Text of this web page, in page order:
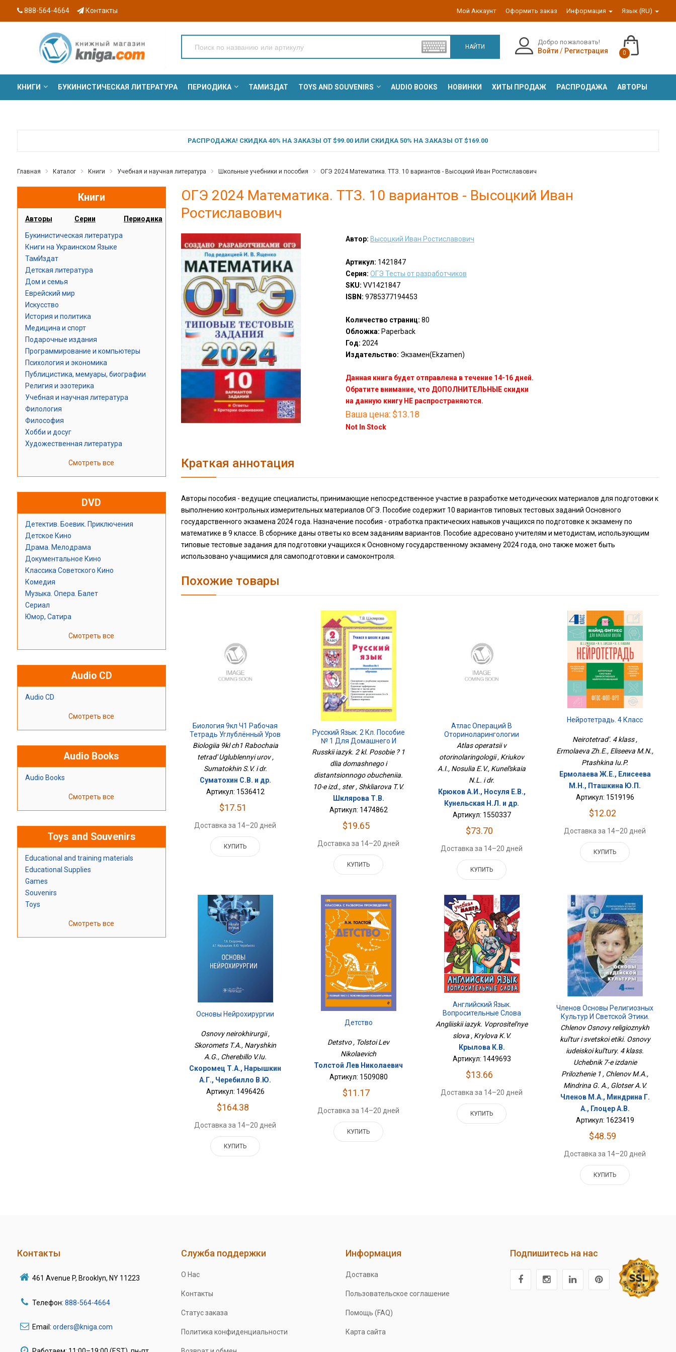
888-564-4664 Контакты Мой Аккаунт Оформить заказ Информация Язык (RU)
НАЙТИ
Добро пожаловать!
Войти / Регистрация 0
КНИГИ БУКИНИСТИЧЕСКАЯ ЛИТЕРАТУРА ПЕРИОДИКА ТАМИЗДАТ TOYS AND SOUVENIRS AUDIO BOOKS НОВИНКИ ХИТЫ ПРОДАЖ РАСПРОДАЖА АВТОРЫ
РАСПРОДАЖА! СКИДКА 40% НА ЗАКАЗЫ ОТ $99.00 ИЛИ СКИДКА 50% НА ЗАКАЗЫ ОТ $169.00
Главная Каталог Книги Учебная и научная литература Школьные учебники и пособия ОГЭ 2024 Математика. ТТЗ. 10 вариантов - Высоцкий Иван Ростиславович
Книги
Авторы Серии Периодика
Букинистическая литература
Книги на Украинском Языке
ТамИздат
Детская литература
Дом и семья
Еврейский мир
Искусство
История и политика
Медицина и спорт
Подарочные издания
Программирование и компьютеры
Психология и экономика
Публицистика, мемуары, биографии
Религия и эзотерика
Учебная и научная литература
Филология
Философия
Хобби и досуг
Художественная литература
Смотреть все
DVD
Детектив. Боевик. Приключения
Детское Кино
Драма. Мелодрама
Документальное Кино
Классика Советского Кино
Комедия
Музыка. Опера. Балет
Сериал
Юмор, Сатира
Смотреть все
Audio CD
Audio CD
Смотреть все
Audio Books
Audio Books
Смотреть все
Toys and Souvenirs
Educational and training materials
Educational Supplies
Games
Souvenirs
Toys
Смотреть все
ОГЭ 2024 Математика. ТТЗ. 10 вариантов - Высоцкий Иван
Ростиславович
Автор: Высоцкий Иван Ростиславович
Артикул: 1421847
Серия: ОГЭ Тесты от разработчиков
SKU: VV1421847
ISBN: 9785377194453
Количество страниц: 80
Обложка: Paperback
Год: 2024
Издательство: Экзамен(Ekzamen)
Данная книга будет отправлена в течение 14-16 дней.
Обратите внимание, что ДОПОЛНИТЕЛЬНЫЕ скидки
на данную книгу НЕ распространяются.
Ваша цена: $13.18
Not In Stock
Краткая аннотация
Авторы пособия - ведущие специалисты, принимающие непосредственное участие в разработке методических материалов для подготовки к
выполнению контрольных измерительных материалов ОГЭ. Пособие содержит 10 вариантов типовых тестовых заданий Основного
государственного экзамена 2024 года. Назначение пособия - отработка практических навыков учащихся по подготовке к экзамену по
математике в 9 классе. В сборнике даны ответы ко всем заданиям вариантов. Пособие адресовано учителям и методистам, использующим
типовые тестовые задания для подготовки учащихся к Основному государственному экзамену 2024 года, оно также может быть
использовано учащимися для самоподготовки и самоконтроля.
Похожие товары
Биология 9кл Ч1 Рабочая
Тетрадь Углублённый Уров
Biologiia 9kl ch1 Rabochaia
tetrad' Uglublennyi urov ,
Sumatokhin S.V. i dr.
Суматохин С.В. и др.
Артикул: 1536412
$17.51
Доставка за 14–20 дней
КУПИТЬ
Русский Язык. 2 Кл. Пособие
№ 1 Для Домашнего И
Дистанционного Обучения.
10-Е Изд., Стер
Russkii iazyk. 2 kl. Posobie ? 1
dlia domashnego i
distantsionnogo obucheniia.
10-e izd., ster , Shkliarova T.V.
Шклярова Т.В.
Артикул: 1474862
$19.65
Доставка за 14–20 дней
КУПИТЬ
Атлас Операций В
Оториноларингологии
Atlas operatsii v
otorinolaringologii , Kriukov
A.I., Nosulia E.V., Kunel'skaia
N.L. i dr.
Крюков А.И., Носуля Е.В.,
Кунельская Н.Л. и др.
Артикул: 1550337
$73.70
Доставка за 14–20 дней
КУПИТЬ
Нейротетрадь. 4 Класс
Neirotetrad'. 4 klass ,
Ermolaeva Zh.E., Eliseeva M.N.,
Ptashkina Iu.P.
Ермолаева Ж.Е., Елисеева
М.Н., Пташкина Ю.П.
Артикул: 1519196
$12.02
Доставка за 14–20 дней
КУПИТЬ
Основы Нейрохирургии
Osnovy neirokhirurgii ,
Skoromets T.A., Naryshkin
A.G., Cherebillo V.Iu.
Скоромец Т.А., Нарышкин
А.Г., Черебилло В.Ю.
Артикул: 1496426
$164.38
Доставка за 14–20 дней
КУПИТЬ
Детство
Detstvo , Tolstoi Lev
Nikolaevich
Толстой Лев Николаевич
Артикул: 1509080
$11.17
Доставка за 14–20 дней
КУПИТЬ
Английский Язык.
Вопросительные Слова
Angliiskii iazyk. Voprositel'nye
slova , Krylova K.V.
Крылова К.В.
Артикул: 1449693
$13.66
Доставка за 14–20 дней
КУПИТЬ
Членов Основы Религиозных
Культур И Светской Этики.
Основы Иудейской Культуры.
4 Класс. Учебник 7-Е
Издание Приложение 1
Chlenov Osnovy religioznykh
kul'tur i svetskoi etiki. Osnovy
iudeiskoi kul'tury. 4 klass.
Uchebnik 7-e izdanie
Prilozhenie 1 , Chlenov M.A.,
Mindrina G. A., Glotser A.V.
Членов М.А., Миндрина Г.
А., Глоцер А.В.
Артикул: 1623419
$48.59
Доставка за 14–20 дней
КУПИТЬ
Контакты
461 Avenue P, Brooklyn, NY 11223
Телефон: 888-564-4664
Email: orders@kniga.com
Служба поддержки
О Нас
Контакты
Статус заказа
Политика конфиденциальности
Информация
Доставка
Пользовательское соглашение
Помощь (FAQ)
Карта сайта
Подпишитесь на нас